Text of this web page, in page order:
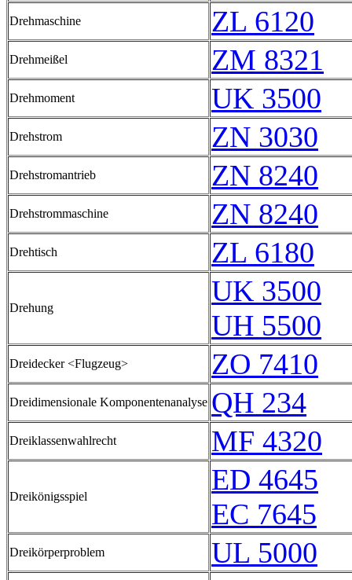
Drehmaschine ZL 6120
Drehmeißel ZM 8321
Drehmoment UK 3500
Drehstrom ZN 3030
Drehstromantrieb ZN 8240
Drehstrommaschine ZN 8240
Drehtisch ZL 6180
Drehung
UK 3500
UH 5500
Dreidecker <Flugzeug> ZO 7410
Dreidimensionale Komponentenanalyse QH 234
Dreiklassenwahlrecht MF 4320
Dreikönigsspiel
ED 4645
EC 7645
Dreikörperproblem
UL 5000